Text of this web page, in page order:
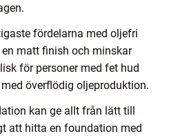
fördelarna med oljefri
matt finish och minskar
för personer med fet hud
överflödig oljeproduktion.
kan ge allt från lätt till
att hitta en foundation med